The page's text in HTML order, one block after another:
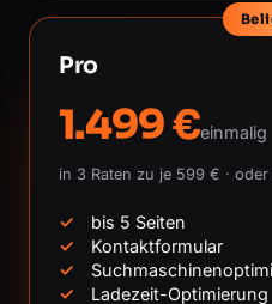
Pro
1.499 €einmalig
in 3 Raten zu je 599 € ·
bis 5 Seiten
Kontaktformular
Ladezeit-Optimierung